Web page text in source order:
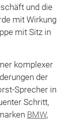
und die
mit Wirkung
mit Sitz in
komplexer
der
Sprecher in
Schritt,
BMW,